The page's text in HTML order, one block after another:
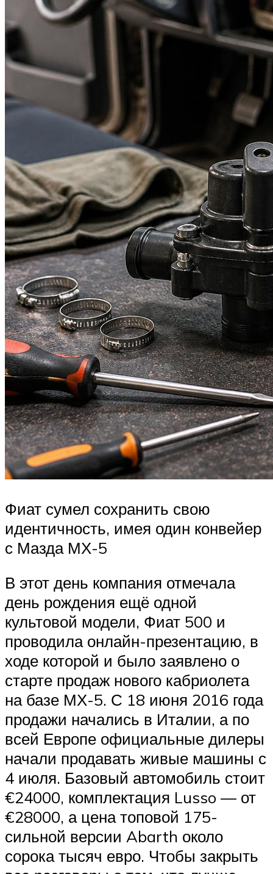
Фиат сумел сохранить свою
идентичность, имея один конвейер
с Мазда МХ-5
В этот день компания отмечала
день рождения ещё одной
культовой модели, Фиат 500 и
проводила онлайн-презентацию, в
ходе которой и было заявлено о
старте продаж нового кабриолета
на базе МХ-5. С 18 июня 2016 года
продажи начались в Италии, а по
всей Европе официальные дилеры
начали продавать живые машины с
4 июля. Базовый автомобиль стоит
€24000, комплектация Lusso — от
€28000, а цена топовой 175-
сильной версии Abarth около
сорока тысяч евро. Чтобы закрыть